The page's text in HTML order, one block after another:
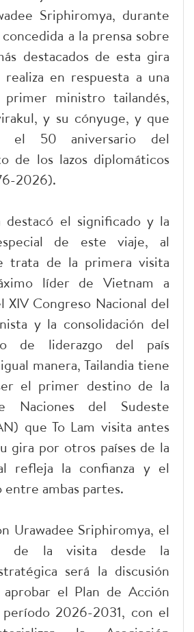
Sriphiromya, durante
a la prensa sobre
destacados de esta gira
en respuesta a una
ministro tailandés,
y su cónyuge, y que
el 50 aniversario del
de los lazos diplomáticos
2026).
destacó el significado y la
de este viaje, al
trata de la primera visita
líder de Vietnam a
XIV Congreso Nacional del
y la consolidación del
de liderazgo del país
manera, Tailandia tiene
el primer destino de la
Naciones del Sudeste
que To Lam visita antes
gira por otros países de la
refleja la confianza y el
ambas partes.
Urawadee Sriphiromya, el
de la visita desde la
será la discusión
aprobar el Plan de Acción
2026-2031, con el